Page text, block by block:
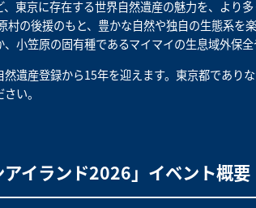
東京に存在する世界自然遺産の魅力を、より
村の後援のもと、豊かな自然や独自の生態系を
小笠原の固有種であるマイマイの生息域外保全
遺産登録から15年を迎えます。東京都であり
い。
イランド2026」イベント概要